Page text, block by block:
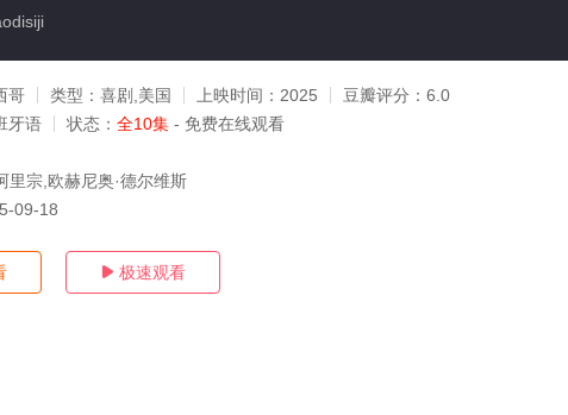
哥 类型： 喜剧,美国 上映时间： 2025 豆瓣评分： 6.0
牙语 状态： 全10集 - 免费在线观看
里宗,欧赫尼奥·德尔维斯
09-18
 极速观看